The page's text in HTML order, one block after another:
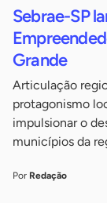
Sebrae-SP
Grande
Articulação
protagonismo
impulsionar o
municípios da
Por Redação